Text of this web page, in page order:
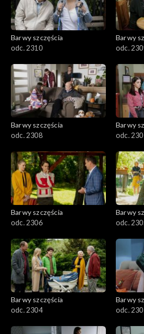
Barwy szczęścia
odc. 2310
Barwy
odc.
Barwy szczęścia
odc. 2308
Barwy
odc.
Barwy szczęścia
odc. 2306
Barwy
odc.
Barwy szczęścia
odc. 2304
Barwy
odc.